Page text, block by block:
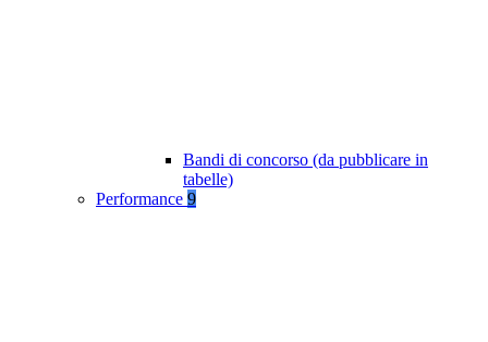
Bandi di concorso (da pubblicare in
tabelle)
Performance 9